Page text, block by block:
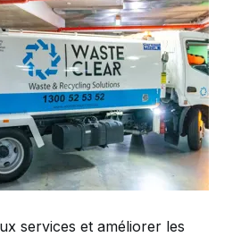
services et améliorer les